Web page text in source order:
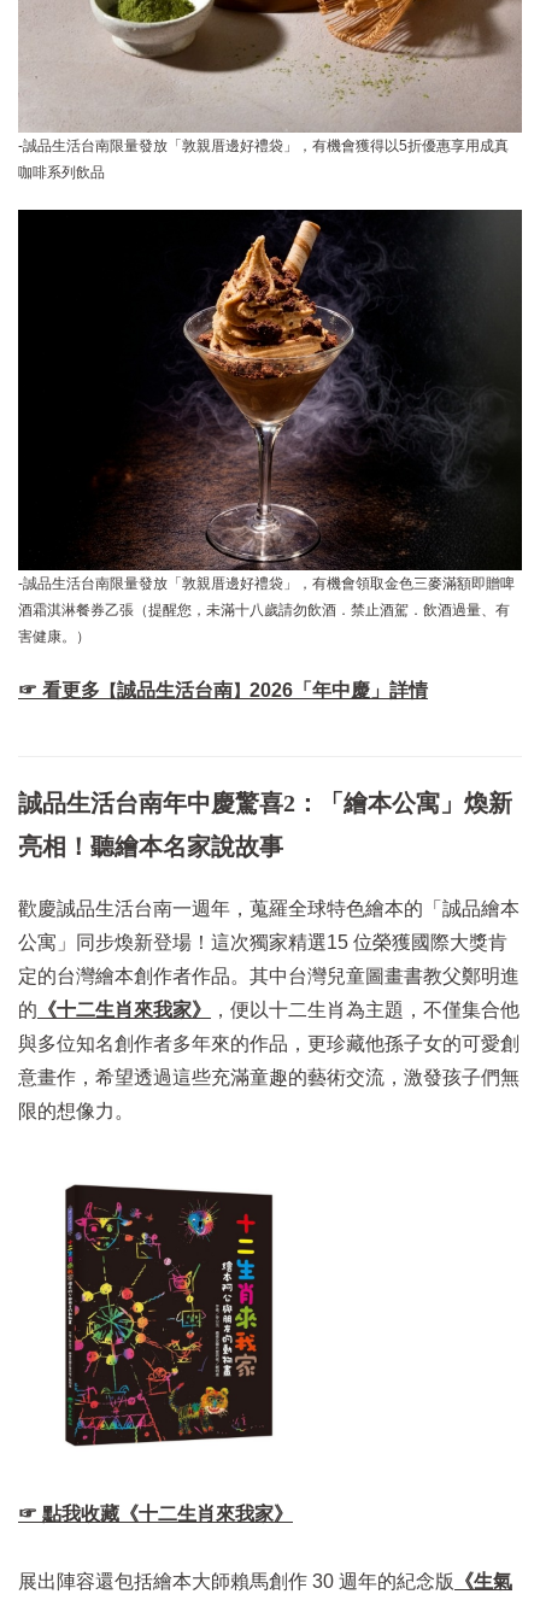
-誠品生活台南限量發放「敦親厝邊好禮袋」，有機會獲得以5折優惠享用成真
咖啡系列飲品
-誠品生活台南限量發放「敦親厝邊好禮袋」，有機會領取金色三麥滿額即贈啤
酒霜淇淋餐券乙張（提醒您，未滿十八歲請勿飲酒．禁止酒駕．飲酒過量、有
害健康。）
☞ 看更多 【誠品生活台南】 2026「年中慶」詳情
誠品生活台南年中慶驚喜2：「繪本公寓」煥新
亮相！聽繪本名家說故事
歡慶誠品生活台南一週年，蒐羅全球特色繪本的「誠品繪本
公寓」同步煥新登場！這次獨家精選15 位榮獲國際大獎肯
定的台灣繪本創作者作品。其中台灣兒童圖畫書教父鄭明進
的 《十二生肖來我家》
，便以十二生肖為主題，不僅集合他
與多位知名創作者多年來的作品，更珍藏他孫子女的可愛創
意畫作，希望透過這些充滿童趣的藝術交流，激發孩子們無
限的想像力。
☞ 點我收藏《十二生肖來我家》
展出陣容還包括繪本大師賴馬創作 30 週年的紀念版
《生氣